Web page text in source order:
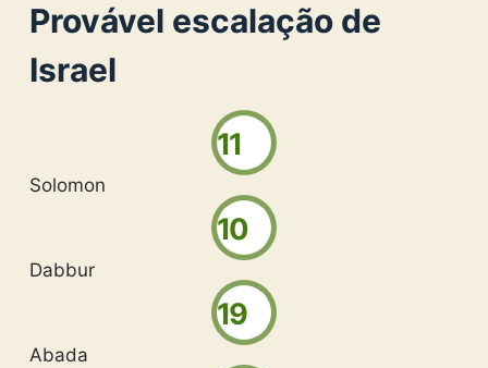
Provável escalação de
Israel
11
Solomon
10
Dabbur
19
Abada